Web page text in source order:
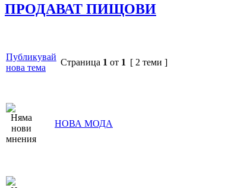
ПРОДАВАТ ПИЩОВИ
Публикувай
нова тема
Страница 1 от 1 [ 2 теми ]
НОВА МОДА